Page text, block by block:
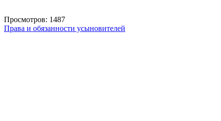
Просмотров: 1487
Права и обязанности усыновителей